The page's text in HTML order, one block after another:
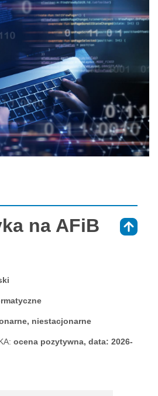
na AFiB
nie­sta­cjo­nar­ne
ocena pozytywna, data: 2026-